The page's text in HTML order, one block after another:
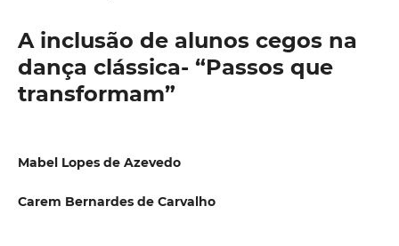
A inclusão de alunos cegos na
dança clássica- “Passos que
transformam”
Mabel Lopes de Azevedo
Carem Bernardes de Carvalho